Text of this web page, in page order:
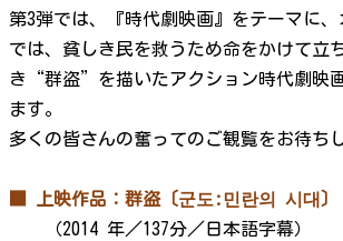
第3弾では、『時代劇映画』をテーマに
では、貧しき民を救うため命をかけて立
き“群盗”を描いたアクション時代劇映
ます。
多くの皆さんの奮ってのご観覧をお待ち
■ 上映作品：群盗〔군도:민란의 시대〕
（2014 年／137分／日本語字幕）